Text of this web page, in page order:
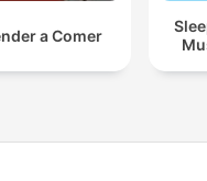
a Comer